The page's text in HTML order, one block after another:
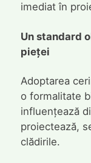
imediat în
Un standard
pieței
Adoptarea
o formalitate
influențează
proiectează,
clădirile.